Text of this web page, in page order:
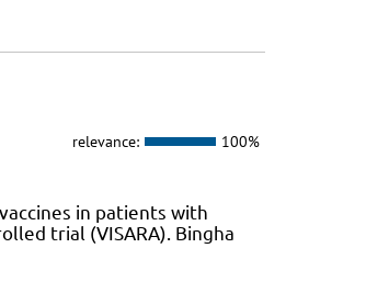
relevance: 100%
in patients with
trial (VISARA). Bingha